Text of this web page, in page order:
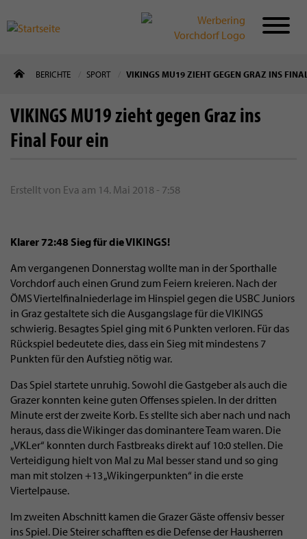
zum
BERICHTE SPORT VIKINGS MU19 ZIEHT GEGEN GRAZ INS
VIKINGS MU19 zieht gegen Graz ins
Final Four ein
Erstellt von Eva am 14. Mai 2018 - 7:58
Klarer 72:48 Sieg für die VIKINGS!
Am vergangenen Donnerstag wollte man in der Sporthalle
Vorchdorf auch einen Grund zum Feiern kreieren. Nach der
ÖMS Viertelfinalniederlage im Hinspiel gegen die USBC Juniors
in Graz gestaltete sich die Ausgangslage für die VIKINGS
schwierig. Besagtes Spiel ging mit 6 Punkten verloren. Für das
Rückspiel bedeutete dies, dass ein Sieg mit mindestens 7
Punkten für den Aufstieg nötig war.
Das Spiel startete unruhig. Sowohl die Gastgeber als auch die
Grazer konnten keine guten Offenses spielen. In der dritten
Minute erst der zweite Korb. Es stellte sich aber nach und nach
heraus, dass die Wikinger das dominantere Team waren. Die
„VKLer“ konnten durch Fastbreaks direkt auf 10:0 stellen. Die
Verteidigung hielt von Mal zu Mal besser stand und so ging
man mit stolzen +13 „Wikingerpunkten“ in die erste
Viertelpause.
Im zweiten Abschnitt kamen die Grazer Gäste offensiv besser
ins Spiel. Die Steirer schafften es die Defense der Hausherren